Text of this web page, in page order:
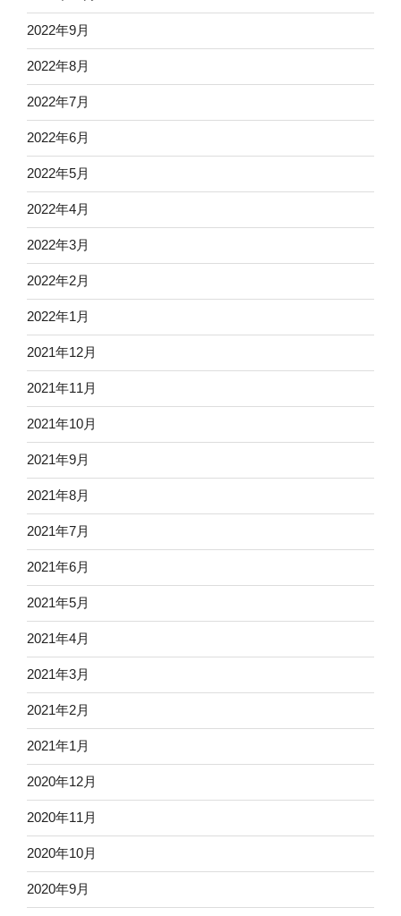
2022年9月
2022年8月
2022年7月
2022年6月
2022年5月
2022年4月
2022年3月
2022年2月
2022年1月
2021年12月
2021年11月
2021年10月
2021年9月
2021年8月
2021年7月
2021年6月
2021年5月
2021年4月
2021年3月
2021年2月
2021年1月
2020年12月
2020年11月
2020年10月
2020年9月